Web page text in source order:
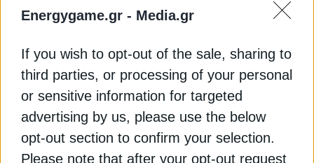
Energygame.gr - Media.gr
If you wish to opt-out of the sale, sharing to
third parties, or processing of your personal
or sensitive information for targeted
advertising by us, please use the below
opt-out section to confirm your selection.
Please note that after your opt-out request
κοστολόγηση για κάθε δράση, ούτε ξεκάθαρο
πλάνο με στόχους και χρονοδιαγράμματα, ενώ
απουσιάζει η οποιαδήποτε στήριξη σε ενεργειακές
κοινότητες, που θα μπορούσαν να κάνουν τη
διαφορά. Τέλος, το Green Tank σχολίασε πως «η
άμεση εισοδηματική στήριξη είναι περιορισμένη,